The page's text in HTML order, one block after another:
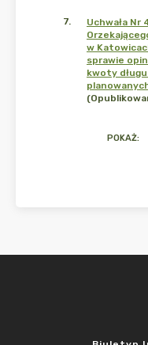
7.
Uchwała
w
sprawie
kwoty
POKAŻ: